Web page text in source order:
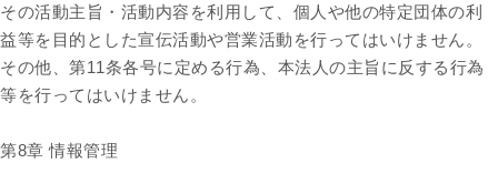
その活動主旨・活動内容を利用して、個人や他の特定団体の利
益等を目的とした宣伝活動や営業活動を行ってはいけません。
その他、第11条各号に定める行為、本法人の主旨に反する行為
等を行ってはいけません。
第8章 情報管理